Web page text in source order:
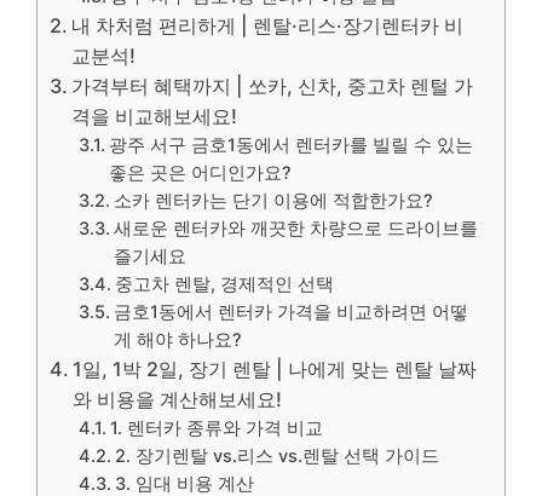
내 차처럼 편리하게 | 렌탈·리스·장기렌터카 비
교분석!
가격부터 혜택까지 | 쏘카, 신차, 중고차 렌털 가
격을 비교해보세요!
광주 서구 금호1동에서 렌터카를 빌릴 수 있는
좋은 곳은 어디인가요?
소카 렌터카는 단기 이용에 적합한가요?
새로운 렌터카와 깨끗한 차량으로 드라이브를
즐기세요
중고차 렌탈, 경제적인 선택
금호1동에서 렌터카 가격을 비교하려면 어떻
게 해야 하나요?
1일, 1박 2일, 장기 렌탈 | 나에게 맞는 렌탈 날짜
와 비용을 계산해보세요!
1. 렌터카 종류와 가격 비교
2. 장기렌탈 vs.리스 vs.렌탈 선택 가이드
3. 임대 비용 계산